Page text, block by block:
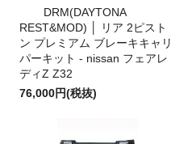
DRM(DAYTONA
REST&MOD) │ リア 2ピスト
ン プレミアム ブレーキキャリ
パーキット - nissan フェアレ
ディZ Z32
76,000円(税抜)